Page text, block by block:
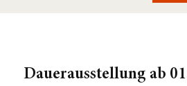
Dauerausstellung ab